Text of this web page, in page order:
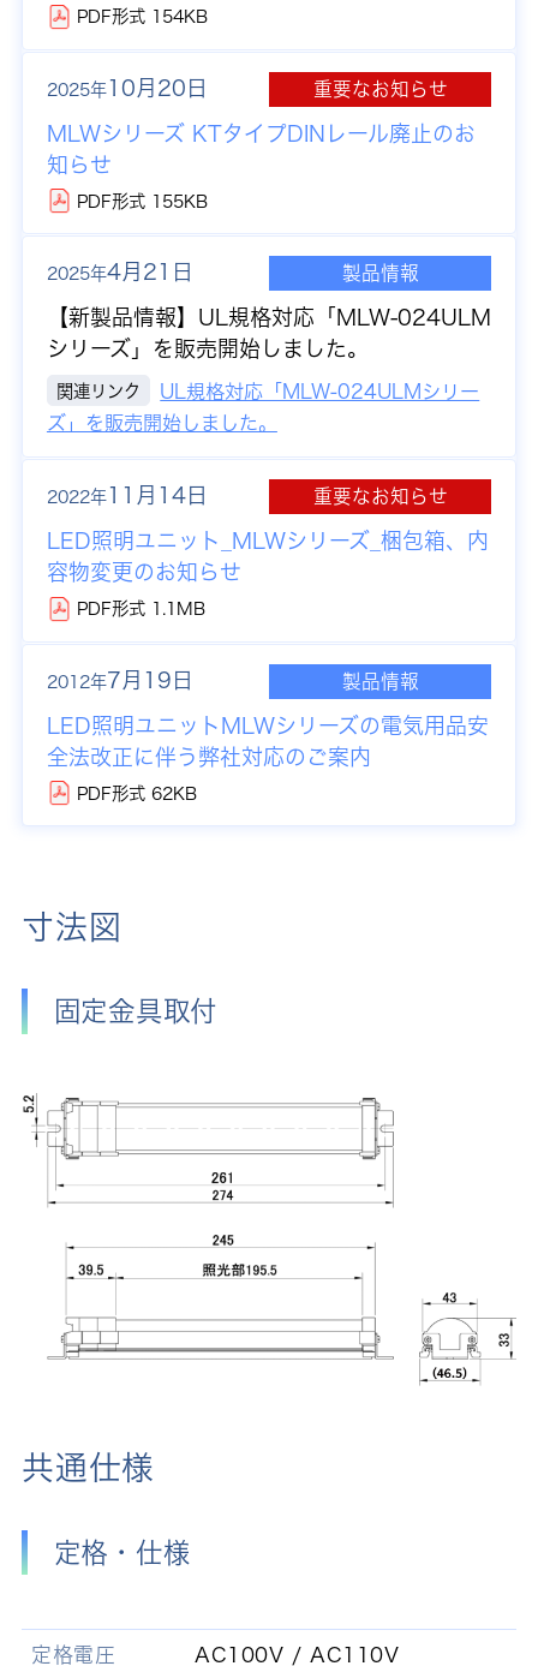
PDF形式 154KB
2025年10月20日 重要なお知らせ
MLWシリーズ KTタイプDINレール廃止のお
知らせ
PDF形式 155KB
2025年4月21日 製品情報
【新製品情報】 UL規格対応「MLW-024ULM
シリーズ」を販売開始しました。
関連リンク
UL規格対応「MLW-024ULMシリー
ズ」を販売開始しました。
2022年11月14日 重要なお知らせ
LED照明ユニット_MLWシリーズ_梱包箱、内
容物変更のお知らせ
PDF形式 1.1MB
2012年7月19日 製品情報
LED照明ユニットMLWシリーズの電気用品安
全法改正に伴う弊社対応のご案内
PDF形式 62KB
寸法図
固定金具取付
共通仕様
定格・仕様
定格電圧 AC100V / AC110V